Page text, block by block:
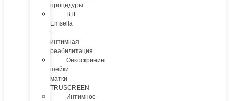
процедуры
BTL
Emsella
–
интимная
реабилитация
Онкоскрининг
шейки
матки
TRUSCREEN
Интимное